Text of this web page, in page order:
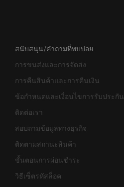
สนับสนุน/คำถามที่พบบ่อย
การขนส่งและการจัดส่ง
การคืนสินค้าและการคืนเงิน
ข้อกำหนดและเงื่อนไขการรับประกัน
ติดต่อเรา
สอบถามข้อมูลทางธุรกิจ
ติดตามสถานะสินค้า
ขั้นตอนการผ่อนชำระ
วิธีเซ็ตรหัสล็อค